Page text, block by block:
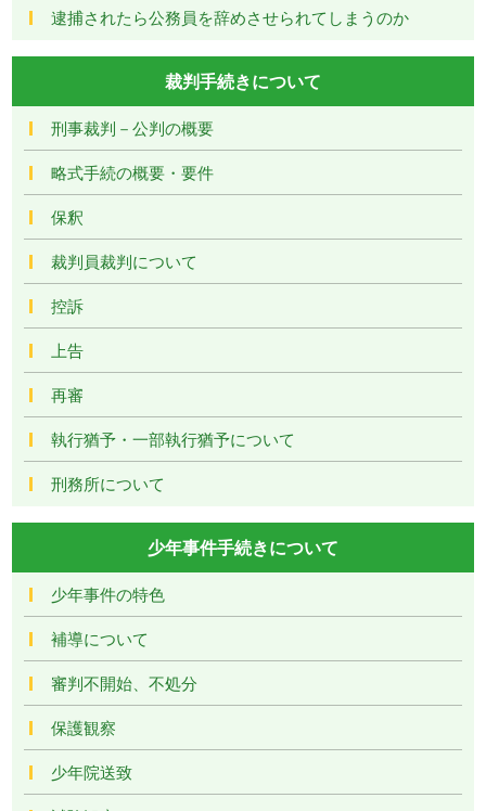
逮捕されたら公務員を辞めさせられてしまうのか
裁判手続きについて
刑事裁判－公判の概要
略式手続の概要・要件
保釈
裁判員裁判について
控訴
上告
再審
執行猶予・一部執行猶予について
刑務所について
少年事件手続きについて
少年事件の特色
補導について
審判不開始、不処分
保護観察
少年院送致